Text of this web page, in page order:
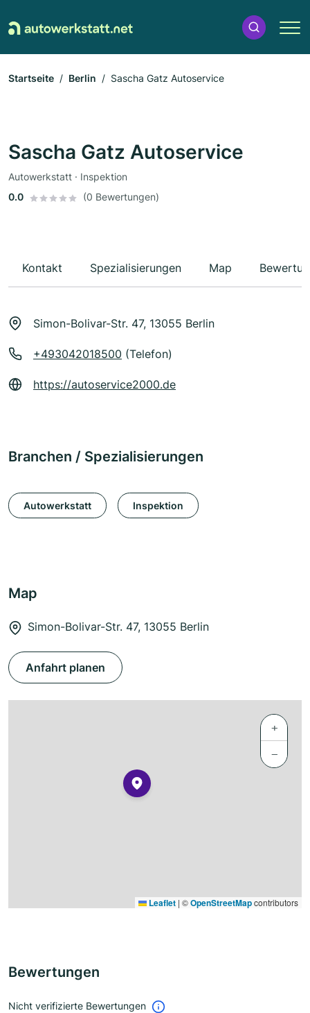
Startseite Berlin Sascha Gatz Autoservice
Sascha Gatz Autoservice
Autowerkstatt · Inspektion
0.0
(0 Bewertungen)
Kontakt Spezialisierungen Map
Simon-Bolivar-Str. 47, 13055 Berlin
+493042018500 (Telefon)
https://autoservice2000.de
Branchen / Spezialisierungen
Autowerkstatt Inspektion
Map
Simon-Bolivar-Str. 47, 13055 Berlin
Anfahrt planen
+
−
Leaflet | ©OpenStreetMapcontributors
Bewertungen
Nicht verifizierte Bewertungen